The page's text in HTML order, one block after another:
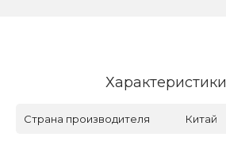
Характеристики
Страна производителя Китай